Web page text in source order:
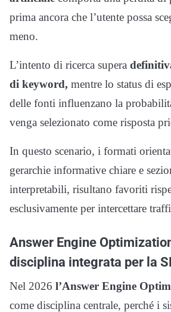
prima ancora che l’utente possa
meno.
L’intento di ricerca supera
di keyword, mentre lo status di
delle fonti influenzano la
venga selezionato come risposta
In questo scenario, i formati
gerarchie informative chiare e
interpretabili, risultano favoriti
esclusivamente per intercettare
Answer Engine
disciplina integrata per la
Nel 2026 l’Answer Engine
come disciplina centrale, perché i